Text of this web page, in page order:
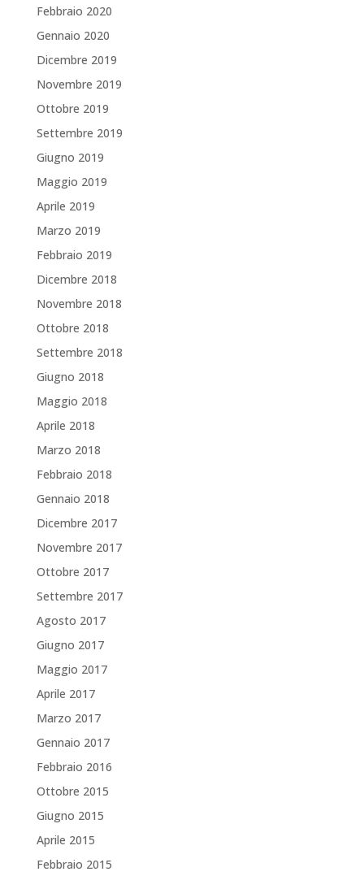
Febbraio 2020
Gennaio 2020
Dicembre 2019
Novembre 2019
Ottobre 2019
Settembre 2019
Giugno 2019
Maggio 2019
Aprile 2019
Marzo 2019
Febbraio 2019
Dicembre 2018
Novembre 2018
Ottobre 2018
Settembre 2018
Giugno 2018
Maggio 2018
Aprile 2018
Marzo 2018
Febbraio 2018
Gennaio 2018
Dicembre 2017
Novembre 2017
Ottobre 2017
Settembre 2017
Agosto 2017
Giugno 2017
Maggio 2017
Aprile 2017
Marzo 2017
Gennaio 2017
Febbraio 2016
Ottobre 2015
Giugno 2015
Aprile 2015
Febbraio 2015